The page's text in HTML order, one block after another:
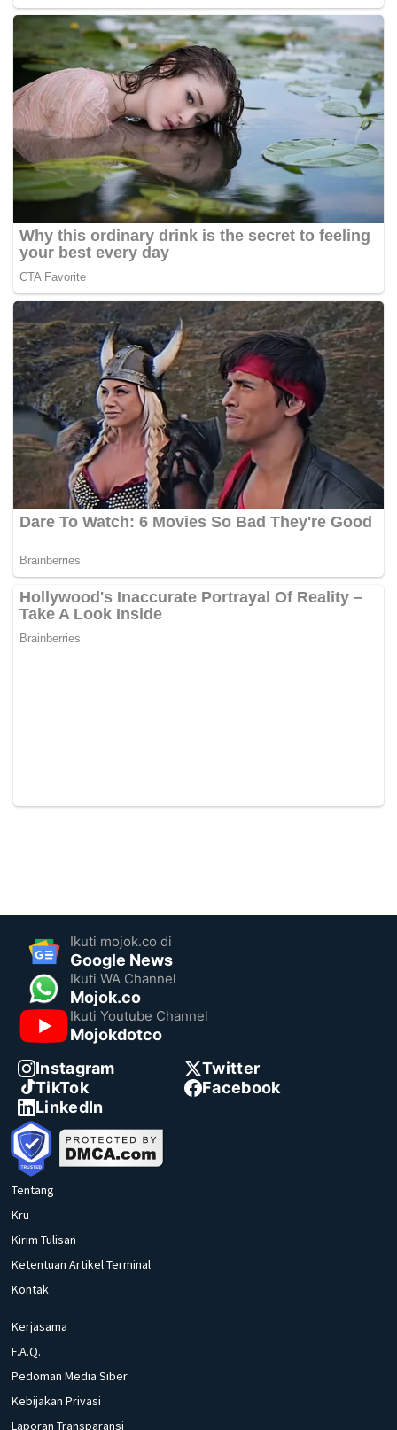
Ikuti mojok.co di
Google News
Ikuti WA Channel
Mojok.co
Ikuti Youtube Channel
Mojokdotco
Instagram
Twitter
TikTok
Facebook
LinkedIn
Tentang
Kru
Kirim Tulisan
Ketentuan Artikel Terminal
Kontak
Kerjasama
F.A.Q.
Pedoman Media Siber
Kebijakan Privasi
Laporan Transparansi